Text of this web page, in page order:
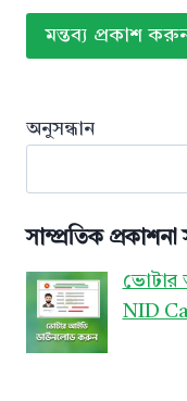
অনুসন্ধান
সাম্প্রতিক
ভোটার
NID